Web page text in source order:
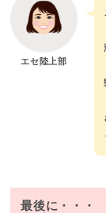
エセ陸上部
最後に・・・